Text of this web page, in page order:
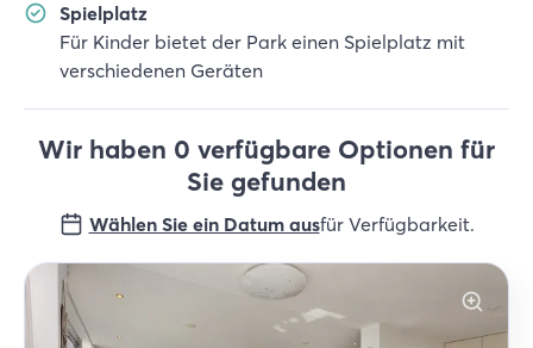
Spielplatz
Für Kinder bietet der Park einen Spielplatz mit
verschiedenen Geräten
Wir haben 0 verfügbare Optionen für
Sie gefunden
Wählen Sie ein Datum ausfür Verfügbarkeit.